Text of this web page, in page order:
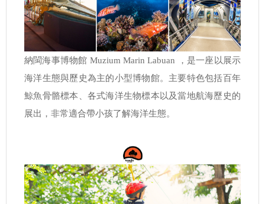
納閩海事博物館 Muzium Marin Labuan ，是一座以展示
海洋生態與歷史為主的小型博物館。主要特色包括百年
鯨魚骨骼標本、各式海洋生物標本以及當地航海歷史的
展出，非常適合帶小孩了解海洋生態。